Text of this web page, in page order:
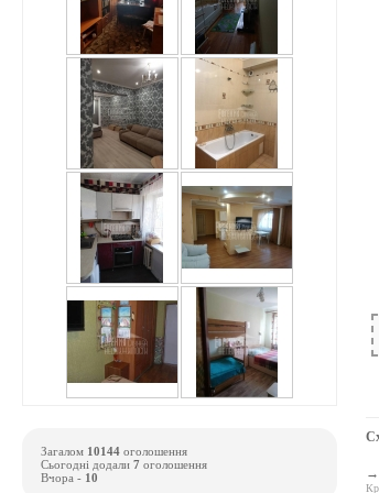
→
Загалом 10144 оголошення
Сьогодні додали 7 оголошення
Вчора - 10